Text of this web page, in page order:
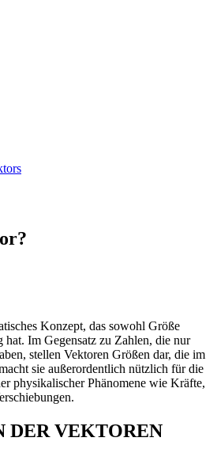
Konzept, das sowohl Größe
hat. Im Gegensatz zu Zahlen, die nur
stellen Vektoren Größen dar, die im
sie außerordentlich nützlich für die
physikalischer Phänomene wie Kräfte,
DER VEKTOREN